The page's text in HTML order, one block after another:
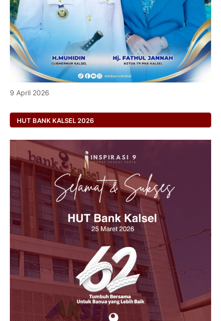
9 April 2026
HUT BANK KALSEL 2026